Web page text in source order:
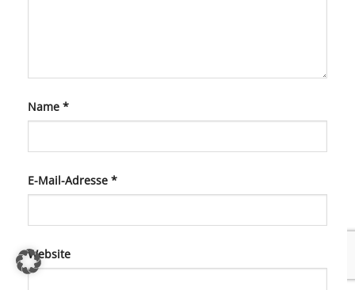
Name *
E-Mail-Adresse *
Website